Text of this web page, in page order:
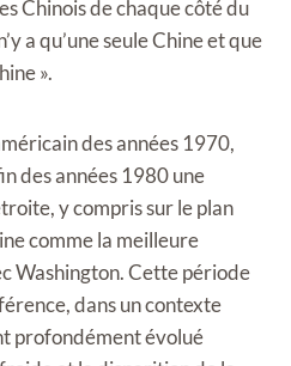
Chinois de chaque côté du
a qu’une seule Chine et que
».
des années 1970,
des années 1980 une
y compris sur le plan
comme la meilleure
Washington. Cette période
dans un contexte
profondément évolué